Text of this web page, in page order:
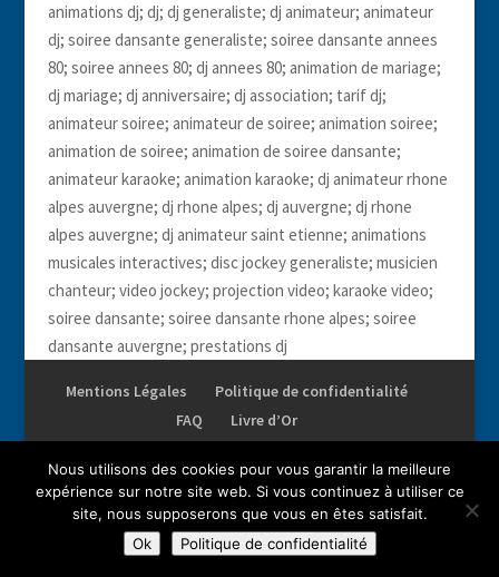
animations dj; dj; dj generaliste; dj animateur; animateur
dj; soiree dansante generaliste; soiree dansante annees
80; soiree annees 80; dj annees 80; animation de mariage;
dj mariage; dj anniversaire; dj association; tarif dj;
animateur soiree; animateur de soiree; animation soiree;
animation de soiree; animation de soiree dansante;
animateur karaoke; animation karaoke; dj animateur rhone
alpes auvergne; dj rhone alpes; dj auvergne; dj rhone
alpes auvergne; dj animateur saint etienne; animations
musicales interactives; disc jockey generaliste; musicien
chanteur; video jockey; projection video; karaoke video;
soiree dansante; soiree dansante rhone alpes; soiree
dansante auvergne; prestations dj
Mentions Légales
Politique de confidentialité
FAQ
Livre d’Or
Droits réservés AMI. Reproduction complète ou partielle
Nous utilisons des cookies pour vous garantir la meilleure
expérience sur notre site web. Si vous continuez à utiliser ce
site, nous supposerons que vous en êtes satisfait.
Ok
Politique de confidentialité